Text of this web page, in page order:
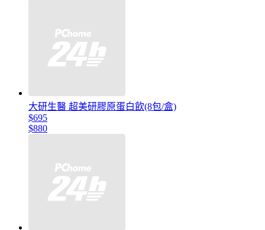
大研生醫 超美研膠原蛋白飲(8包/盒)
$695
$880